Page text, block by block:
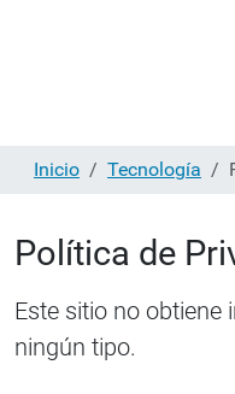
Inicio Tecnología
Política de
Este sitio no
ningún tipo.